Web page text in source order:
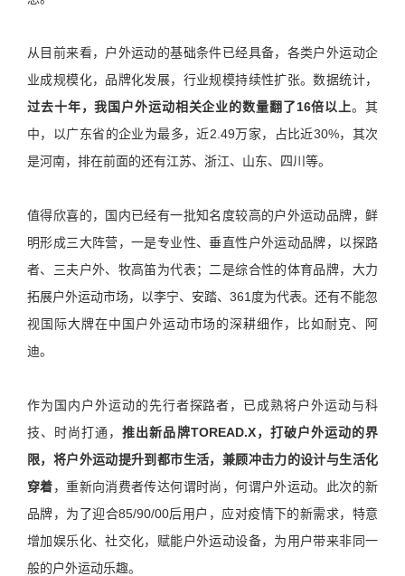
从目前来看，户外运动的基础条件已经具备，各类户外运动企
业成规模化，品牌化发展，行业规模持续性扩张。数据统计，
过去十年，我国户外运动相关企业的数量翻了16倍以上。其
中，以广东省的企业为最多，近2.49万家，占比近30%，其次
是河南，排在前面的还有江苏、浙江、山东、四川等。
值得欣喜的，国内已经有一批知名度较高的户外运动品牌，鲜
明形成三大阵营，一是专业性、垂直性户外运动品牌，以探路
者、三夫户外、牧高笛为代表；二是综合性的体育品牌，大力
拓展户外运动市场，以李宁、安踏、361度为代表。还有不能忽
视国际大牌在中国户外运动市场的深耕细作，比如耐克、阿
迪。
作为国内户外运动的先行者探路者，已成熟将户外运动与科
技、时尚打通，推出新品牌TOREAD.X，打破户外运动的界
限，将户外运动提升到都市生活，兼顾冲击力的设计与生活化
穿着，重新向消费者传达何谓时尚，何谓户外运动。此次的新
品牌，为了迎合85/90/00后用户，应对疫情下的新需求，特意
增加娱乐化、社交化，赋能户外运动设备，为用户带来非同一
般的户外运动乐趣。